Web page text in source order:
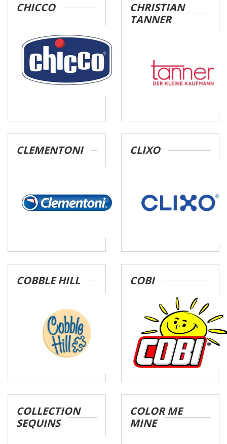
CHICCO
CHRISTIAN
TANNER
CLEMENTONI CLIXO
COBBLE HILL COBI
COLLECTION
SEQUINS
COLOR ME
MINE